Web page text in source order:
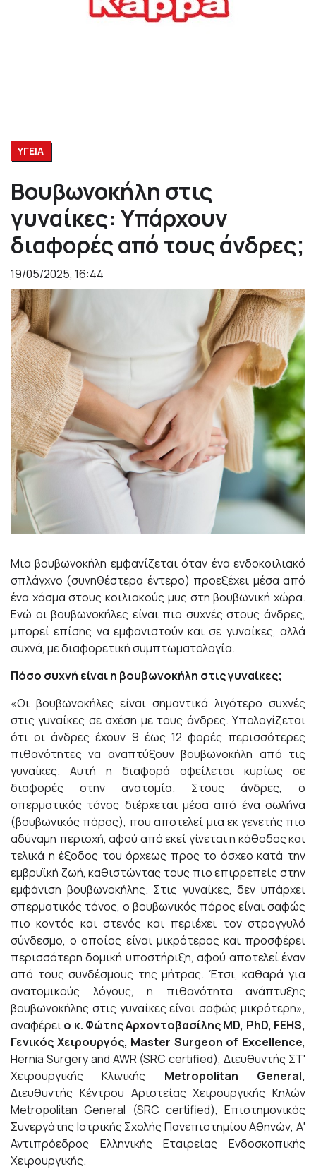
ΥΓΕΙΑ
Βουβωνοκήλη στις
γυναίκες: Υπάρχουν
διαφορές από τους άνδρες;
19/05/2025, 16:44
Μια βουβωνοκήλη εμφανίζεται όταν ένα ενδοκοιλιακό
σπλάγχνο (συνηθέστερα έντερο) προεξέχει μέσα από
ένα χάσμα στους κοιλιακούς μυς στη βουβωνική χώρα.
Ενώ οι βουβωνοκήλες είναι πιο συχνές στους άνδρες,
μπορεί επίσης να εμφανιστούν και σε γυναίκες, αλλά
συχνά, με διαφορετική συμπτωματολογία.
Πόσο συχνή είναι η βουβωνοκήλη στις γυναίκες;
«Οι βουβωνοκήλες είναι σημαντικά λιγότερο συχνές
στις γυναίκες σε σχέση με τους άνδρες. Υπολογίζεται
ότι οι άνδρες έχουν 9 έως 12 φορές περισσότερες
πιθανότητες να αναπτύξουν βουβωνοκήλη από τις
γυναίκες. Αυτή η διαφορά οφείλεται κυρίως σε
διαφορές στην ανατομία. Στους άνδρες, ο
σπερματικός τόνος διέρχεται μέσα από ένα σωλήνα
(βουβωνικός πόρος), που αποτελεί μια εκ γενετής πιο
αδύναμη περιοχή, αφού από εκεί γίνεται η κάθοδος και
τελικά η έξοδος του όρχεως προς το όσχεο κατά την
εμβρυϊκή ζωή, καθιστώντας τους πιο επιρρεπείς στην
εμφάνιση βουβωνοκήλης. Στις γυναίκες, δεν υπάρχει
σπερματικός τόνος, ο βουβωνικός πόρος είναι σαφώς
πιο κοντός και στενός και περιέχει τον στρογγυλό
σύνδεσμο, ο οποίος είναι μικρότερος και προσφέρει
περισσότερη δομική υποστήριξη, αφού αποτελεί έναν
από τους συνδέσμους της μήτρας. Έτσι, καθαρά για
ανατομικούς λόγους, η πιθανότητα ανάπτυξης
βουβωνοκήλης στις γυναίκες είναι σαφώς μικρότερη»,
αναφέρειο κ. Φώτης Αρχοντοβασίλης MD, PhD, FEHS,
Γενικός Χειρουργός, Master Surgeon of Excellence,
Hernia Surgery and AWR (SRC certified), Διευθυντής ΣΤ'
Χειρουργικής Κλινικής Metropolitan General,
Διευθυντής Κέντρου Αριστείας Χειρουργικής Κηλών
Metropolitan General (SRC certified), Επιστημονικός
Συνεργάτης Ιατρικής Σχολής Πανεπιστημίου Αθηνών, Α'
Αντιπρόεδρος Ελληνικής Εταιρείας Ενδοσκοπικής
Χειρουργικής.